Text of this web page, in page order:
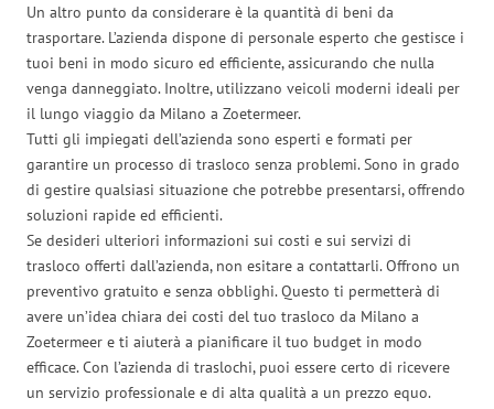
Un altro punto da considerare è la quantità di beni da
trasportare. L’azienda dispone di personale esperto che gestisce i
tuoi beni in modo sicuro ed efficiente, assicurando che nulla
venga danneggiato. Inoltre, utilizzano veicoli moderni ideali per
il lungo viaggio da Milano a Zoetermeer.
Tutti gli impiegati dell’azienda sono esperti e formati per
garantire un processo di trasloco senza problemi. Sono in grado
di gestire qualsiasi situazione che potrebbe presentarsi, offrendo
soluzioni rapide ed efficienti.
Se desideri ulteriori informazioni sui costi e sui servizi di
trasloco offerti dall’azienda, non esitare a contattarli. Offrono un
preventivo gratuito e senza obblighi. Questo ti permetterà di
avere un’idea chiara dei costi del tuo trasloco da Milano a
Zoetermeer e ti aiuterà a pianificare il tuo budget in modo
efficace. Con l’azienda di traslochi, puoi essere certo di ricevere
un servizio professionale e di alta qualità a un prezzo equo.